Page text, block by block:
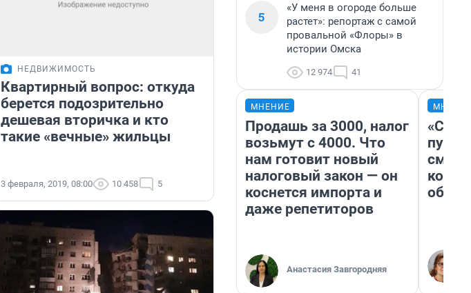
НЕДВИЖИМОСТЬ
Квартирный вопрос: откуда
берется подозрительно
дешевая вторичка и кто
такие «вечные» жильцы
3 февраля, 2019, 08:00 10 458 5
5
«У меня в огороде больше
растет»: репортаж с самой
провальной «Флоры» в
истории Омска
12 974 41
МНЕНИЕ
Продашь за 3000, налог
возьмут с 4000. Что
нам готовит новый
налоговый закон — он
коснется импорта и
даже репетиторов
Анастасия Завгородняя